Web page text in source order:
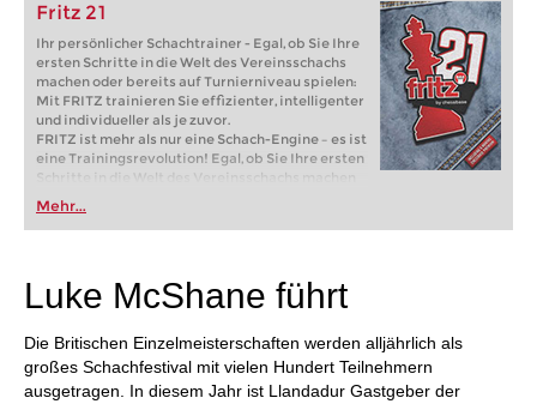
Fritz 21
Ihr persönlicher Schachtrainer - Egal, ob Sie Ihre
ersten Schritte in die Welt des Vereinsschachs
machen oder bereits auf Turnierniveau spielen:
Mit FRITZ trainieren Sie effizienter, intelligenter
und individueller als je zuvor.
FRITZ ist mehr als nur eine Schach-Engine – es ist
eine Trainingsrevolution! Egal, ob Sie Ihre ersten
Schritte in die Welt des Vereinsschachs machen
oder bereits auf Turnierniveau spielen: Mit
FRITZ trainieren Sie effizienter, intelligenter und
individueller als je zuvor.
Mehr...
Luke McShane führt
Die Britischen Einzelmeisterschaften werden alljährlich als
großes Schachfestival mit vielen Hundert Teilnehmern
ausgetragen. In diesem Jahr ist Llandadur Gastgeber der